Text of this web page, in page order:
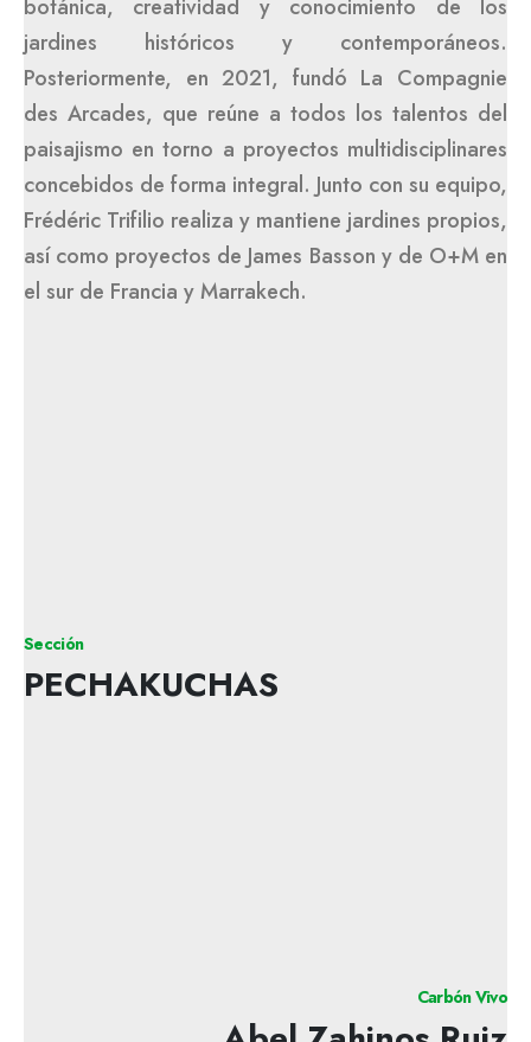
botánica, creatividad y conocimiento de los
jardines históricos y contemporáneos.
Posteriormente, en 2021, fundó La Compagnie
des Arcades, que reúne a todos los talentos del
paisajismo en torno a proyectos multidisciplinares
concebidos de forma integral. Junto con su equipo,
Frédéric Trifilio realiza y mantiene jardines propios,
así como proyectos de James Basson y de O+M en
el sur de Francia y Marrakech.
Sección
PECHAKUCHAS
Carbón Vivo